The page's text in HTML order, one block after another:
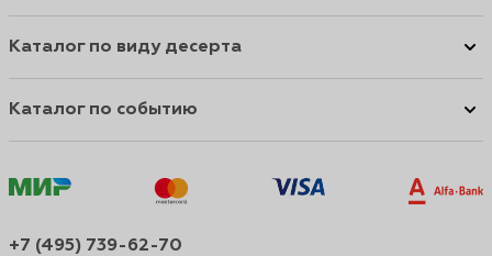
Каталог по виду десерта
Каталог по событию
+7 (495) 739-62-70